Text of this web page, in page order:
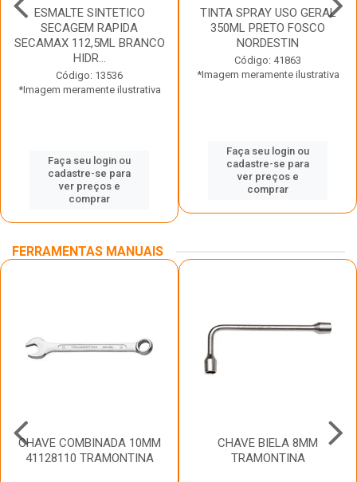
ESMALTE SINTETICO
SECAGEM RAPIDA
SECAMAX 112,5ML BRANCO
HIDR...
Código: 13536
*Imagem meramente ilustrativa
Faça seu login ou
cadastre-se para
ver preços e
comprar
TINTA SPRAY USO GERAL
350ML PRETO FOSCO
NORDESTIN
Código: 41863
*Imagem meramente ilustrativa
Faça seu login ou
cadastre-se para
ver preços e
comprar
FERRAMENTAS MANUAIS
CHAVE COMBINADA 10MM
41128110 TRAMONTINA
CHAVE BIELA 8MM
TRAMONTINA